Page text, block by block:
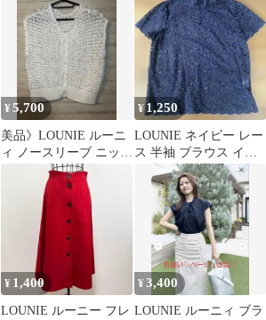
38サイズ
¥5,700
美品》LOUNIE ルーニ
ィ ノースリーブ ニット
カーディガン ホワイト
¥1,250
LOUNIE ネイビー レー
ス 半袖 ブラウス イン
ナー付き
¥ 1,400
LOUNIE ルーニー フレ
¥3,400
LOUNIE ルーニィ ブラ